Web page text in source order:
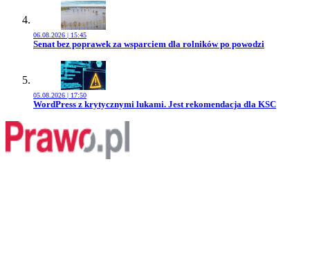
06.08.2026 | 15:45
Przejdź do artykułu:
Senat bez poprawek za wsparciem dla rolników po powodzi
05.08.2026 | 17:50
Przejdź do artykułu:
WordPress z krytycznymi lukami. Jest rekomendacja dla KSC